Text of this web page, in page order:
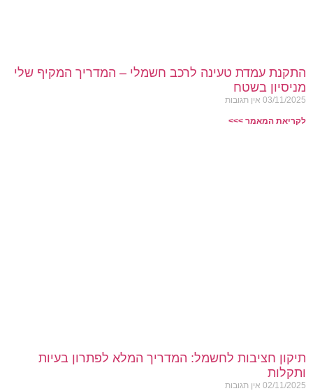
התקנת עמדת טעינה לרכב חשמלי – המדריך המקיף שלי
מניסיון בשטח
03/11/2025 אין תגובות
לקריאת המאמר >>>
תיקון חציבות לחשמל: המדריך המלא לפתרון בעיות
ותקלות
02/11/2025 אין תגובות